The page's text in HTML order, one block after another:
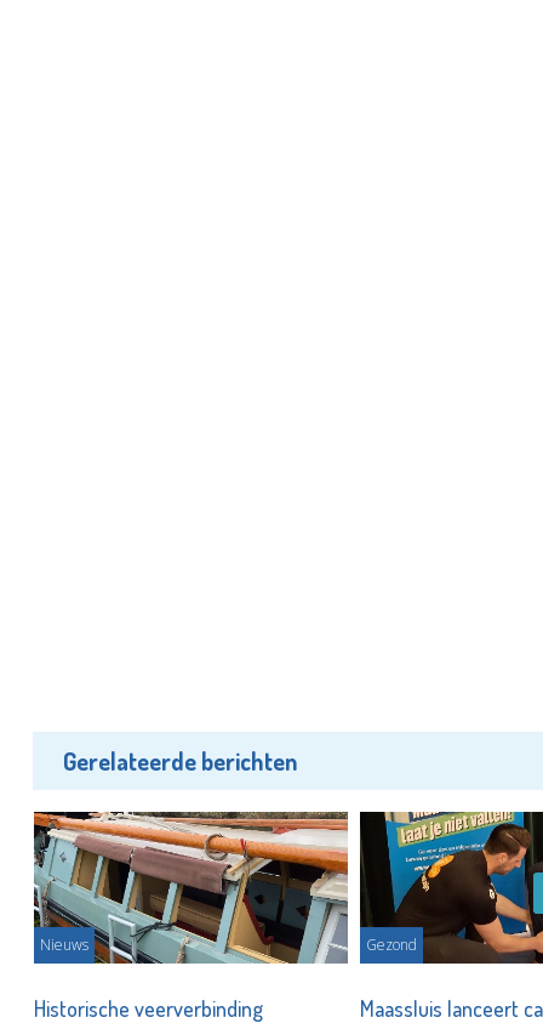
Gerelateerde berichten
Nieuws
Historische veerverbinding
Gezond
Maassluis lanceert